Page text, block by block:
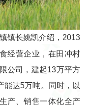
镇长姚凯介绍，2013
经营企业，在田冲村
公司，建起13万平方
能达5万吨。同时，以
产、销售一体化全产